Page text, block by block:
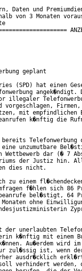
Daten und
von 3 Monaten
geplant
(SPD) hat einen
angek�ndigt.
illegaler
vorgeschlagen,
mit empfindlichen
k�nftig die
Telefonwerbung
unzumutbare
Wettbewerb dar (� 7
der Justiz hin.
dies nicht.
zu einem
f�hlen sich 86
bel�stigt, 64
ohne
der unerlaubten
k�nftig mit einem
Au�erdem wird im
zul�ssig ist, wenn
ausdr�cklich
verhindert werden,